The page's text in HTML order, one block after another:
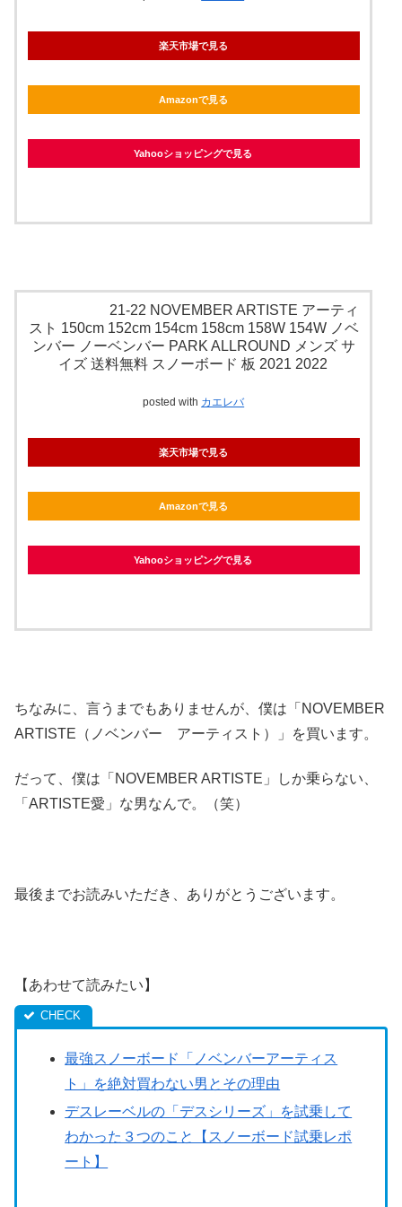
楽天市場で見る
Amazonで見る
Yahooショッピングで見る
21-22 NOVEMBER ARTISTE アーティ
スト 150cm 152cm 154cm 158cm 158W 154W ノベ
ンバー ノーベンバー PARK ALLROUND メンズ サ
イズ 送料無料 スノーボード 板 2021 2022
posted with カエレバ
楽天市場で見る
Amazonで見る
Yahooショッピングで見る
ちなみに、言うまでもありませんが、僕は「NOVEMBER
ARTISTE（ノベンバー アーティスト）」を買います。
だって、僕は「NOVEMBER ARTISTE」しか乗らない、
「ARTISTE愛」な男なんで。（笑）
最後までお読みいただき、ありがとうございます。
【あわせて読みたい】
最強スノーボード「ノベンバーアーティス
ト」を絶対買わない男とその理由
デスレーベルの「デスシリーズ」を試乗して
わかった３つのこと【スノーボード試乗レポ
ート】